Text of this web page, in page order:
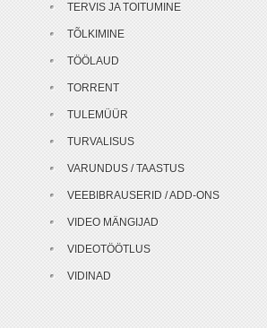
TERVIS JA TOITUMINE
TÕLKIMINE
TÖÖLAUD
TORRENT
TULEMÜÜR
TURVALISUS
VARUNDUS / TAASTUS
VEEBIBRAUSERID / ADD-ONS
VIDEO MÄNGIJAD
VIDEOTÖÖTLUS
VIDINAD